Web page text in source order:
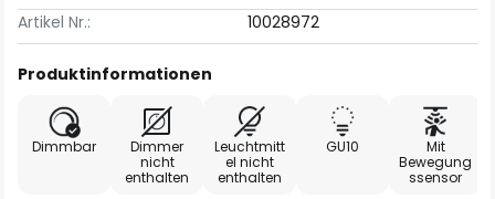
Artikel Nr.:
10028972
Produktinformationen
Dimmbar
Dimmer
nicht
enthalten
Leuchtmitt
el nicht
enthalten
GU10
Mit
Bewegung
ssensor